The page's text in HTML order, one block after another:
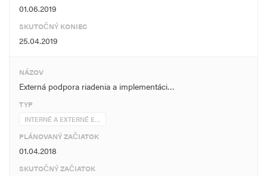
01.06.2019
SKUTOČNÝ KONIEC
25.04.2019
NÁZOV
Externá podpora riadenia a implementáci…
TYP
INTERNÉ A EXTERNÉ E…
PLÁNOVANÝ ZAČIATOK
01.04.2018
SKUTOČNÝ ZAČIATOK